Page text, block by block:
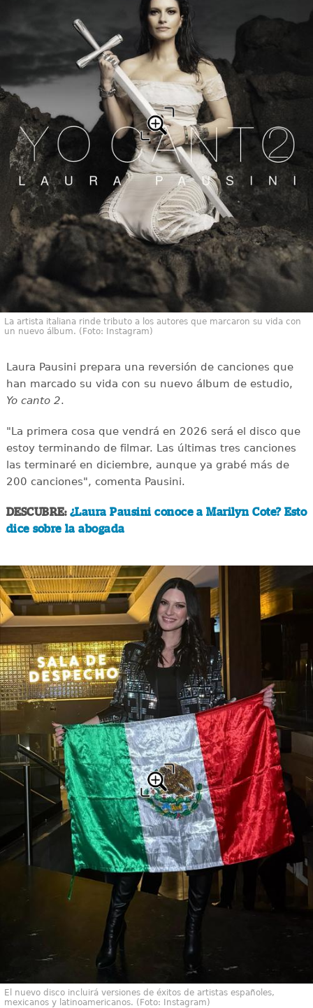
La artista italiana rinde tributo a los autores que marcaron su vida con
un nuevo álbum. (Foto: Instagram)
Laura Pausini prepara una reversión de canciones que
han marcado su vida con su nuevo álbum de estudio,
Yo canto 2.
"La primera cosa que vendrá en 2026 será el disco que
estoy terminando de filmar. Las últimas tres canciones
las terminaré en diciembre, aunque ya grabé más de
200 canciones", comenta Pausini.
DESCUBRE:¿Laura Pausini conoce a Marilyn Cote? Esto
dice sobre la abogada
El nuevo disco incluirá versiones de éxitos de artistas españoles,
mexicanos y latinoamericanos. (Foto: Instagram)